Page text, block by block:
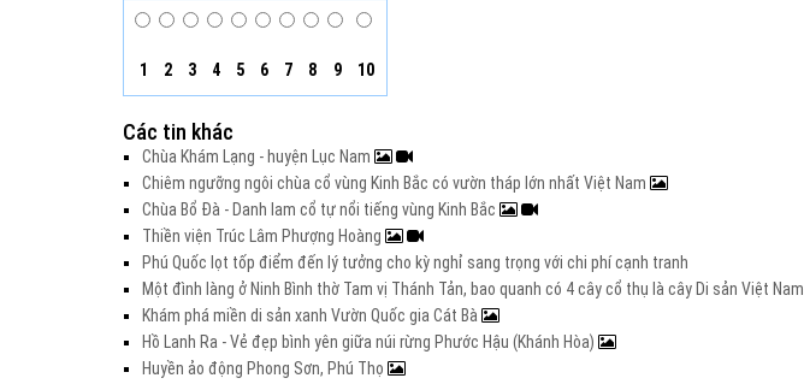
1 2 3 4 5 6 7 8 9 10
Các tin khác
Chùa Khám Lạng - huyện Lục Nam
Chiêm ngưỡng ngôi chùa cổ vùng Kinh Bắc có vườn tháp lớn nhất Việt Nam
Chùa Bổ Đà - Danh lam cổ tự nổi tiếng vùng Kinh Bắc
Thiền viện Trúc Lâm Phượng Hoàng
Phú Quốc lọt tốp điểm đến lý tưởng cho kỳ nghỉ sang trọng với chi phí cạnh tranh
Một đình làng ở Ninh Bình thờ Tam vị Thánh Tản, bao quanh có 4 cây cổ thụ là cây Di sản Việt Nam
Khám phá miền di sản xanh Vườn Quốc gia Cát Bà
Hồ Lanh Ra - Vẻ đẹp bình yên giữa núi rừng Phước Hậu (Khánh Hòa)
Huyền ảo động Phong Sơn, Phú Thọ